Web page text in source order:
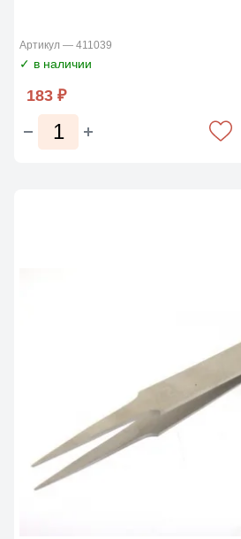
Артикул — 411039
✓ в наличии
183 ₽